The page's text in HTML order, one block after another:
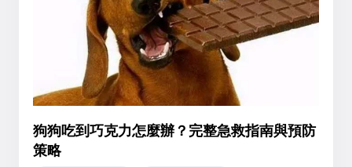
狗狗吃到巧克力怎麼辦？完整急救指南與預防
策略